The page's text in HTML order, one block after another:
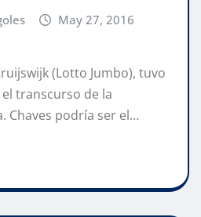
May 27, 2016
(Lotto Jumbo), tuvo
transcurso de la
Chaves podría ser el…